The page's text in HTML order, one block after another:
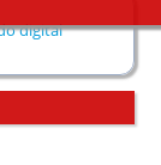
digital